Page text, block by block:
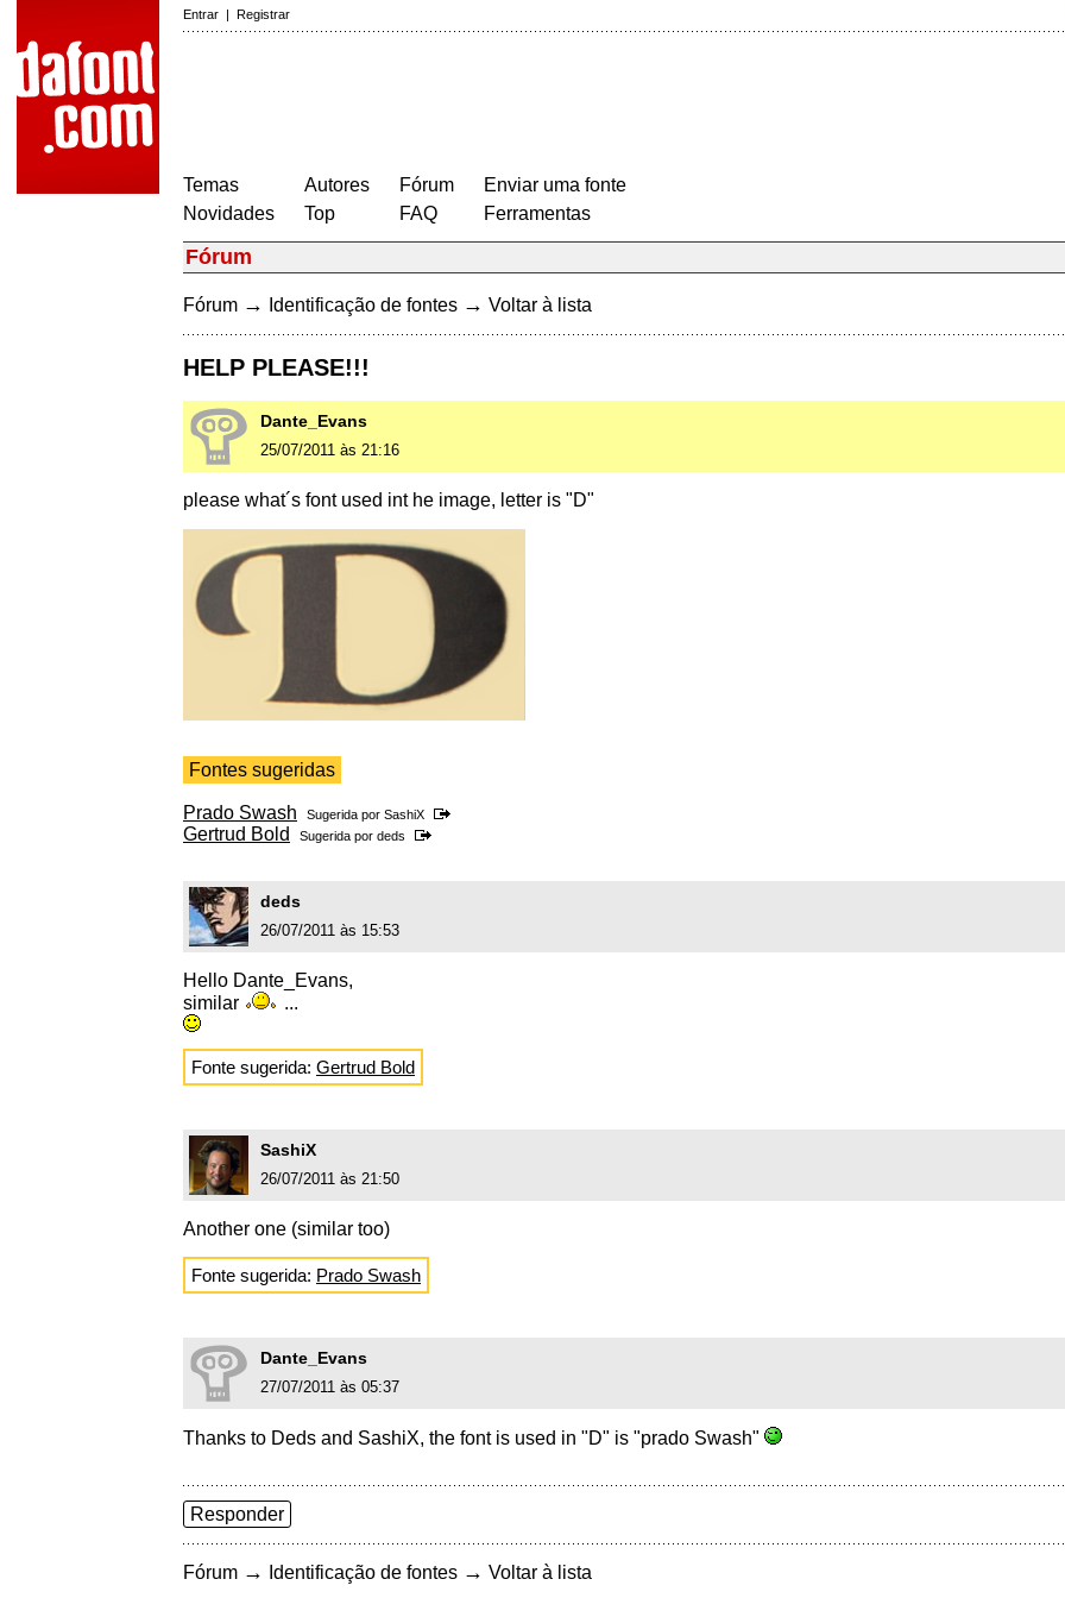
Entrar | Registrar
Temas
Novidades
Autores
Top
Fórum
FAQ
Enviar uma fonte
Ferramentas
Fórum
Fórum → Identificação de fontes → Voltar à lista
HELP PLEASE!!!
Dante_Evans
25/07/2011 às 21:16
please what´s font used int he image, letter is "D"
Fontes sugeridas
Prado Swash Sugerida por SashiX
Gertrud Bold Sugerida por deds
deds
26/07/2011 às 15:53
Hello Dante_Evans,
similar
...
Fonte sugerida: Gertrud Bold
SashiX
26/07/2011 às 21:50
Another one (similar too)
Fonte sugerida: Prado Swash
Dante_Evans
27/07/2011 às 05:37
Thanks to Deds and SashiX, the font is used in "D" is "prado Swash"
Responder
Fórum → Identificação de fontes → Voltar à lista